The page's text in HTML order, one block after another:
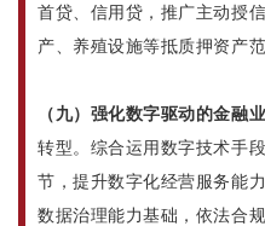
首贷、信用贷，推广主动授
产、养殖设施等抵质押资产
（九）强化数字驱动的金融
转型。综合运用数字技术手
节，提升数字化经营服务能
数据治理能力基础，依法合